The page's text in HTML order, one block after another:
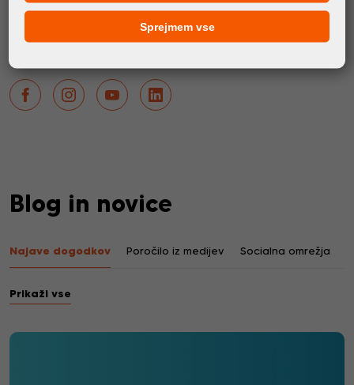
najboljšo možno podporo.
Blog in novice
Najave dogodkov Poročilo iz medijev Socialna omrežja
Prikaži vse
Sprejmem vse